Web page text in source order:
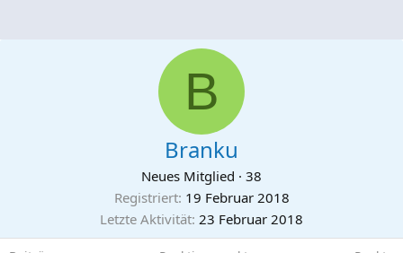
B
Branku
Neues Mitglied · 38
Registriert 19 Februar 2018
Letzte Aktivität 23 Februar 2018